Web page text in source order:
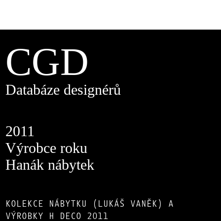
CGD
Databáze designérů
2011
Výrobce roku
Hanák nábytek
KOLEKCE NÁBYTKU (LUKÁŠ VANĚK) A
VÝROBKY H DECO 2011